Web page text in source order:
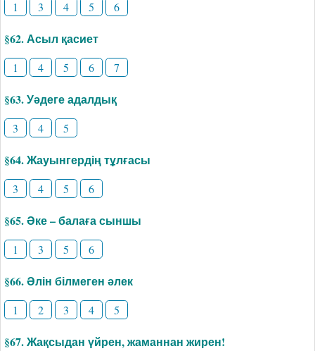
1 3 4 5 6
§62. Асыл қасиет
1 4 5 6 7
§63. Уәдеге адалдық
3 4 5
§64. Жауынгердің тұлғасы
3 4 5 6
§65. Әке – балаға сыншы
1 3 5 6
§66. Әлін білмеген әлек
1 2 3 4 5
§67. Жақсыдан үйрен, жаманнан жирен!